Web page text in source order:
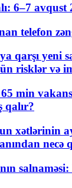
6–7 avqust
telefon
qarşı yeni
risklər və
min
qalır?
xətlərinin
necə